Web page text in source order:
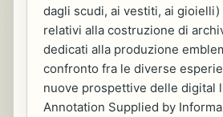
dagli scudi, ai vestiti, ai gioielli)
relativi alla costruzione di
dedicati alla produzione
confronto fra le diverse
nuove prospettive delle digital
Annotation Supplied by